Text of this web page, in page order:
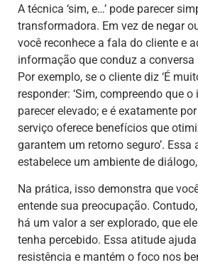
A técnica ‘sim, e…’ pode parecer
transformadora. Em vez de negar
você reconhece a fala do cliente e
informação que conduz a
Por exemplo, se o cliente diz ‘É
responder: ‘Sim, compreendo que
parecer elevado; e é exatamente
serviço oferece benefícios que
garantem um retorno seguro’. Essa
estabelece um ambiente de
Na prática, isso demonstra que
entende sua preocupação.
há um valor a ser explorado, que
tenha percebido. Essa atitude
resistência e mantém o foco nos